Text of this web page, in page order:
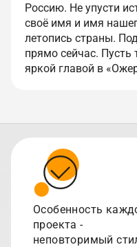
Россию. Не упусти
своё имя и имя
летопись страны.
прямо сейчас. Пусть
яркой главой в
Особенность
проекта -
неповторимый